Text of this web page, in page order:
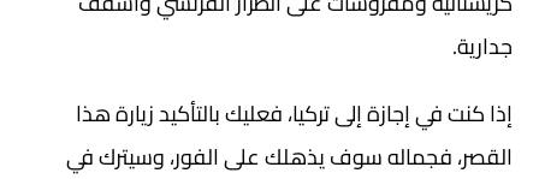
جدارية.
إذا كنت في إجازة إلى تركيا، فعليك بالتأكيد زيارة هذا
القصر، فجماله سوف يذهلك على الفور، وسيترك في